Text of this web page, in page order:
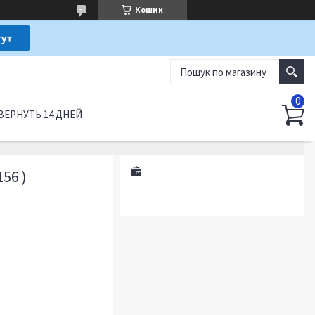
Кошик
14 ДНЕЙ
)